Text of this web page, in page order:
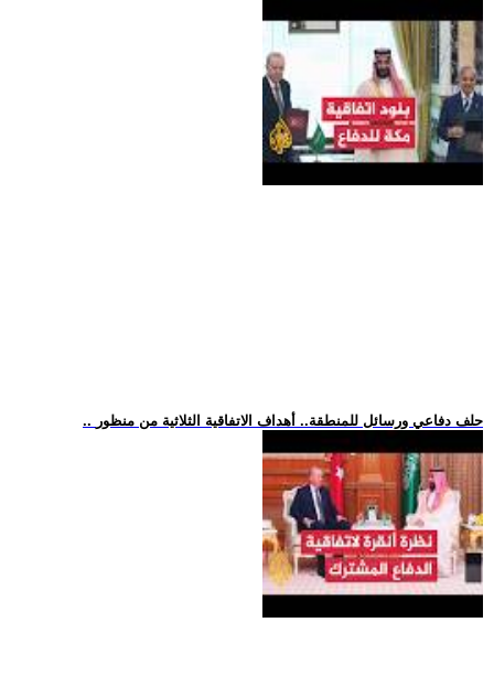
.. حلف دفاعي ورسائل للمنطقة.. أهداف الاتفاقية الثلاثية من منظور